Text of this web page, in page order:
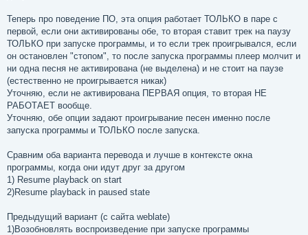
Теперь про поведение ПО, эта опция работает ТОЛЬКО в паре с
первой, если они активированы обе, то вторая ставит трек на паузу
ТОЛЬКО при запуске программы, и то если трек проигрывался, если
он остановлен "стопом", то после запуска программы плеер молчит и
ни одна песня не активирована (не выделена) и не стоит на паузе
(естественно не проигрывается никак)
Уточняю, если не активирована ПЕРВАЯ опция, то вторая НЕ
РАБОТАЕТ вообще.
Уточняю, обе опции задают проигрывание песен именно после
запуска программы и ТОЛЬКО после запуска.
Сравним оба варианта перевода и лучше в контексте окна
программы, когда они идут друг за другом
1) Resume playback on start
2)Resume playback in paused state
Предыдущий вариант (с сайта weblate)
1)Возобновлять воспроизведение при запуске программы